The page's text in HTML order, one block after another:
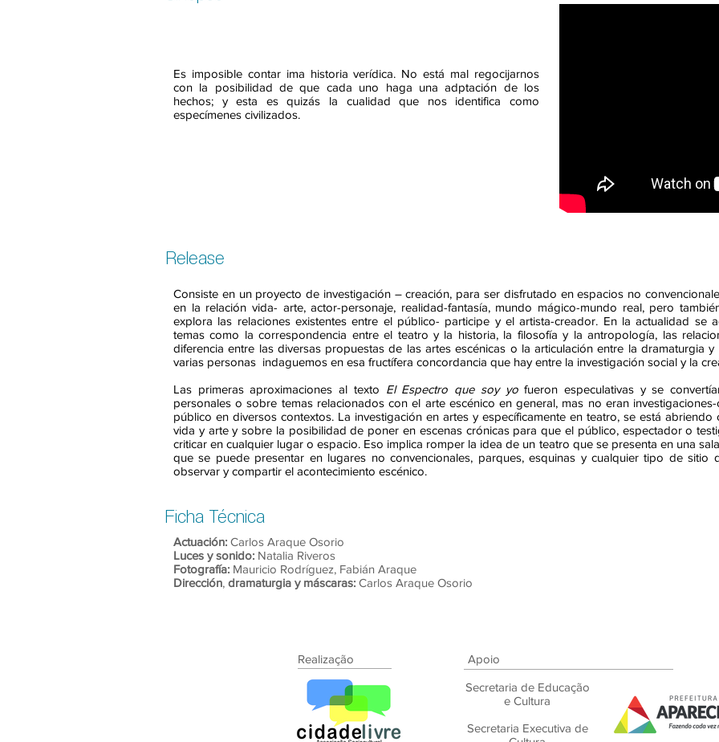
Es imposible contar ima historia verídica. No está mal regocijarnos
con la posibilidad de que cada uno haga una adptación de los
hechos; y esta es quizás la cualidad que nos identifica como
especímenes civilizados.
Release
Consiste en un proyecto de investigación – creación, para ser disfrutado en espacios no
en la relación vida- arte, actor-personaje, realidad-fantasía, mundo mágico-mundo real, pero
explora las relaciones existentes entre el público- participe y el artista-creador. En la actualidad se
temas como la correspondencia entre el teatro y la historia, la filosofía y la antropología, las
diferencia entre las diversas propuestas de las artes escénicas o la articulación entre la dramaturgia
varias personas indaguemos en esa fructífera concordancia que hay entre la investigación social y la
Las primeras aproximaciones al texto El Espectro que soy yofueron especulativas y se
personales o sobre temas relacionados con el arte escénico en general, mas no eran
público en diversos contextos. La investigación en artes y específicamente en teatro, se está abriendo
vida y arte y sobre la posibilidad de poner en escenas crónicas para que el público, espectador o
criticar en cualquier lugar o espacio. Eso implica romper la idea de un teatro que se presenta en una
que se puede presentar en lugares no convencionales, parques, esquinas y cualquier tipo de sitio
observar y compartir el acontecimiento escénico.
Ficha Técnica
Actuación: Carlos Araque Osorio
Luces y sonido: Natalia Riveros
Fotografía: Mauricio Rodríguez, Fabián Araque
Dirección, dramaturgia y máscaras: Carlos Araque Osorio
Realização Apoio
Secretaria de Educação
e Cultura
Secretaria Executiva de